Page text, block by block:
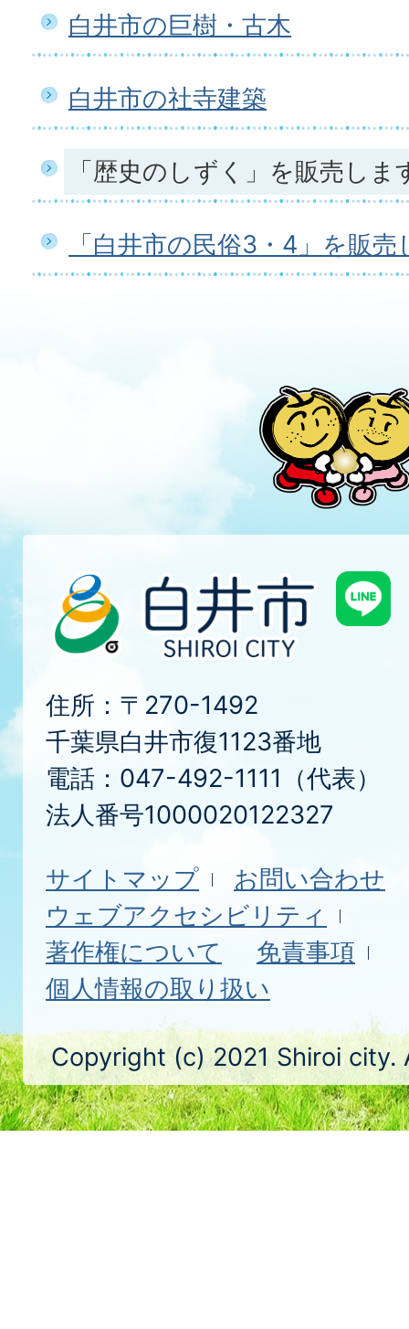
白井市の巨樹・古木
白井市の社寺建築
「歴史のしずく」を販売しま
「白井市の民俗3・4」を販売
住所：〒270-1492
千葉県白井市復1123番地
電話：047-492-1111（代表）
法人番号1000020122327
サイトマップ
お問い合わせ
ウェブアクセシビリティ
著作権について
免責事項
個人情報の取り扱い
Copyright (c) 2021 Shiroi city.